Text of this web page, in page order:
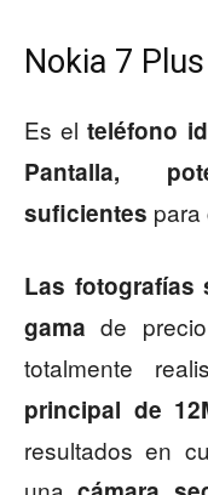
Nokia 7 Plus
Es elteléfono
Pantalla,
suficientes para
Las fotografías
gama de
totalmente
principal de
resultados en